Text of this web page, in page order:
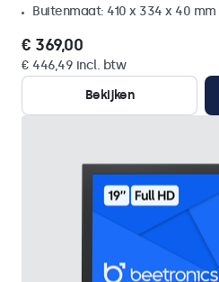
Buitenmaat: 410 x 334 x 40 mm
€ 369,00
€ 446,49 incl. btw
Bekijken